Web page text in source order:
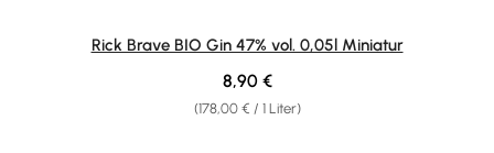
Rick Brave BIO Gin 47% vol. 0,05l Miniatur
(178,00 € / 1 Liter)
Regulärer Preis:
8,90 €